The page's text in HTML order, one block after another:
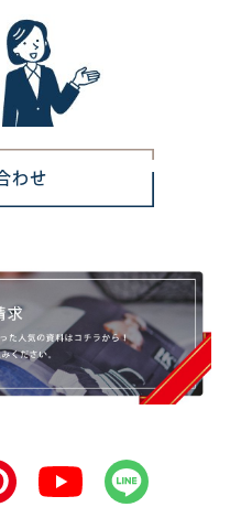
わせ